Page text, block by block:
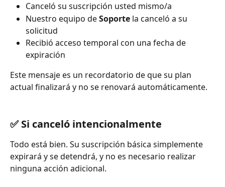
Canceló su suscripción usted mismo/a
Nuestro equipo de Soporte la canceló a su
solicitud
Recibió acceso temporal con una fecha de
expiración
Este mensaje es un recordatorio de que su plan
actual finalizará y no se renovará automáticamente.
✅ Si canceló intencionalmente
Todo está bien. Su suscripción básica simplemente
expirará y se detendrá, y no es necesario realizar
ninguna acción adicional.